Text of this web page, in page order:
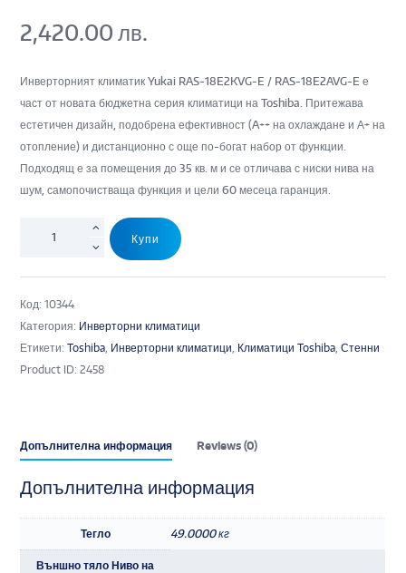
2,420.00лв.
Инверторният климатик Yukai RAS-18E2KVG-E / RAS-18E2AVG-E е
част от новата бюджетна серия климатици на Toshiba. Притежава
естетичен дизайн, подобрена ефективност (A++ на охлаждане и А+ на
отопление) и дистанционно с още по-богат набор от функции.
Подходящ е за помещения до 35 кв. м и се отличава с ниски нива на
шум, самопочистваща функция и цели 60 месеца гаранция.
Купи
Код:10344
Категория: Инверторни климатици
Етикети:Toshiba, Инверторни климатици, Климатици Toshiba,Стенни
Product ID:2458
Допълнителна информация Reviews (0)
Допълнителна информация
Тегло 49.0000 кг
Външно тяло Ниво на